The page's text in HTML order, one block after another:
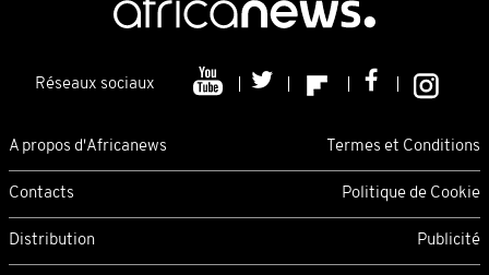
Réseaux sociaux
A propos d'Africanews Termes et Conditions
Contacts Politique de Cookie
Distribution Publicité